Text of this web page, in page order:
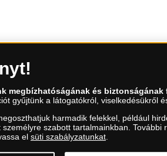
és biztonságának
gyűjtünk a látogatókról, viselkedésükről
harmadik felekkel, például
szabott tartalmainkban.
el süti szabályzatunkat